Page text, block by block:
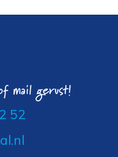
mail gerust!
52